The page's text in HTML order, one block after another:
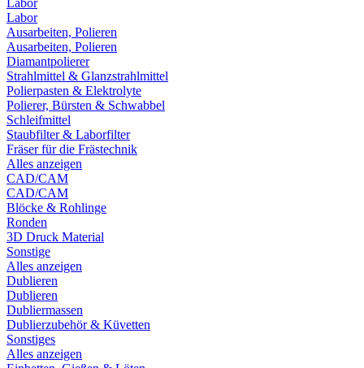
Labor
Labor
Ausarbeiten, Polieren
Ausarbeiten, Polieren
Diamantpolierer
Strahlmittel & Glanzstrahlmittel
Polierpasten & Elektrolyte
Polierer, Bürsten & Schwabbel
Schleifmittel
Staubfilter & Laborfilter
Fräser für die Frästechnik
Alles anzeigen
CAD/CAM
CAD/CAM
Blöcke & Rohlinge
Ronden
3D Druck Material
Sonstige
Alles anzeigen
Dublieren
Dublieren
Dubliermassen
Dublierzubehör & Küvetten
Sonstiges
Alles anzeigen